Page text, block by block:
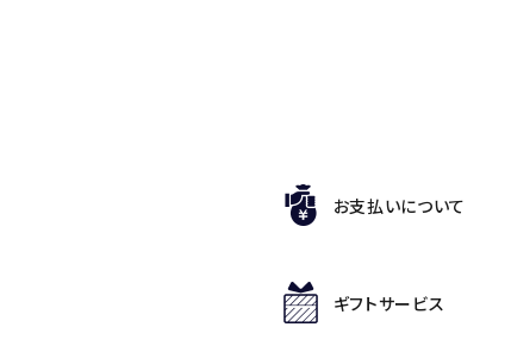
お支払いについて
ギフトサービス